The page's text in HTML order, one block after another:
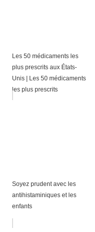
Les 50 médicaments les
plus prescrits aux États-
Unis | Les 50 médicaments
les plus prescrits
Soyez prudent avec les
antihistaminiques et les
enfants